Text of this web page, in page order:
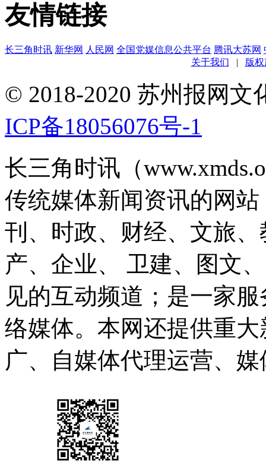
友情链接
长三角时讯 新华网 人民网 全国党媒信息公共平台 腾讯大苏网
关于我们
| 版
© 2018-2020 苏州报网
ICP备18056076号-1
长三角时讯（
传统媒体新闻资讯的网
刊、时政、财经、文旅
产、企业、 卫建、图文
见的互动频道；是一家
络媒体。本网还提供重
广、自媒体代理运营、